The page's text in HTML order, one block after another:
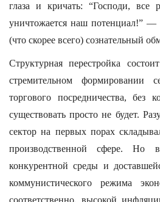
глаза и кричать: “Господи, все
уничтожается наш потенциал!” —
(что скорее всего) сознательный
Структурная перестройка
стремительном формировании
торгового посредничества, без
существовать просто не будет.
сектор на первых порах
производственной сфере. Но
конкурентной среды и
коммунистического режима
соответственно, высокой